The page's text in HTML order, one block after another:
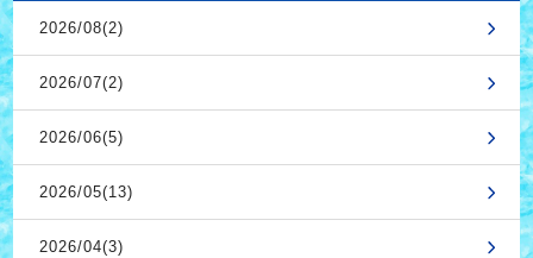
2026/08(2)
2026/07(2)
2026/06(5)
2026/05(13)
2026/04(3)